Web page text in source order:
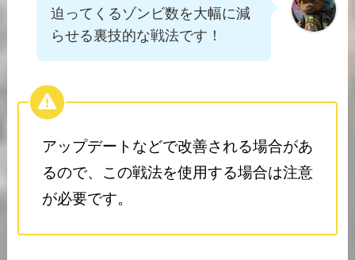
迫ってくるゾンビ数を大幅に減
らせる裏技的な戦法です！
アップデートなどで改善される場合があ
るので、この戦法を使用する場合は注意
が必要です。